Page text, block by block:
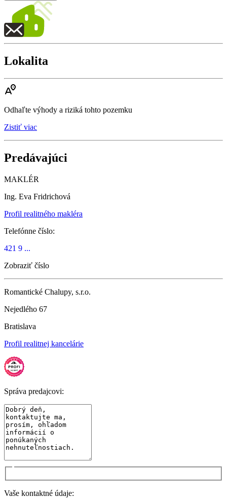
Lokalita
Odhaľte výhody a riziká tohto pozemku
Zistiť viac
Predávajúci
MAKLÉR
Ing. Eva Fridrichová
Profil realitného makléra
Telefónne číslo:
421 9 ...
Zobraziť číslo
Romantické Chalupy, s.r.o.
Nejedlého 67
Bratislava
Profil realitnej kancelárie
Správa predajcovi:
Vaše kontaktné údaje: